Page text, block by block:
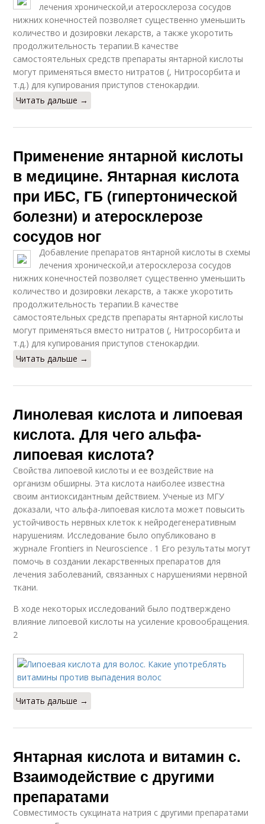
лечения хронической,и атеросклероза сосудов
нижних конечностей позволяет существенно уменьшить
количество и дозировки лекарств, а также укоротить
продолжительность терапии.В качестве
самостоятельных средств препараты янтарной кислоты
могут применяться вместо нитратов (, Нитросорбита и
т.д.) для купирования приступов стенокардии.
Читать дальше →
Применение янтарной кислоты
в медицине. Янтарная кислота
при ИБС, ГБ (гипертонической
болезни) и атеросклерозе
сосудов ног
Добавление препаратов янтарной кислоты в схемы
лечения хронической,и атеросклероза сосудов
нижних конечностей позволяет существенно уменьшить
количество и дозировки лекарств, а также укоротить
продолжительность терапии.В качестве
самостоятельных средств препараты янтарной кислоты
могут применяться вместо нитратов (, Нитросорбита и
т.д.) для купирования приступов стенокардии.
Читать дальше →
Линолевая кислота и липоевая
кислота. Для чего альфа-
липоевая кислота?
Свойства липоевой кислоты и ее воздействие на
организм обширны. Эта кислота наиболее известна
своим антиоксидантным действием. Ученые из МГУ
доказали, что альфа-липоевая кислота может повысить
устойчивость нервных клеток к нейродегенеративным
нарушениям. Исследование было опубликовано в
журнале Frontiers in Neuroscience . 1 Его результаты могут
помочь в создании лекарственных препаратов для
лечения заболеваний, связанных с нарушениями нервной
ткани.
В ходе некоторых исследований было подтверждено
влияние липоевой кислоты на усиление кровообращения.
2
Читать дальше →
Янтарная кислота и витамин с.
Взаимодействие с другими
препаратами
Совместимость сукцината натрия с другими препаратами